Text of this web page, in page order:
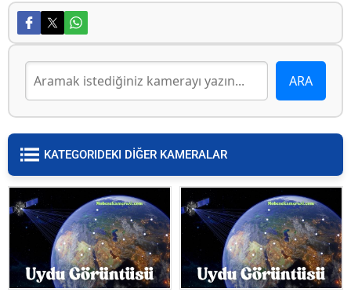
KATEGORIDEKI DİĞER KAMERALAR